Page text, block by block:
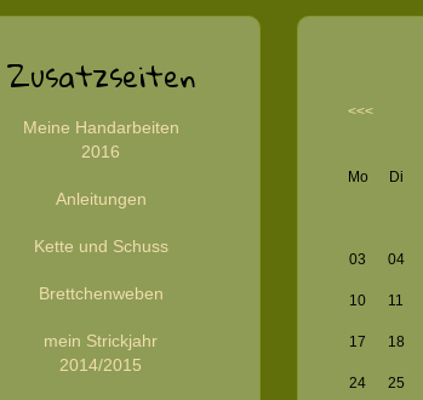
Zusatzseiten
Meine Handarbeiten
2016
Anleitungen
Kette und Schuss
Brettchenweben
mein Strickjahr
2014/2015
<<<
Mo Di
03 04
10 11
17 18
24 25